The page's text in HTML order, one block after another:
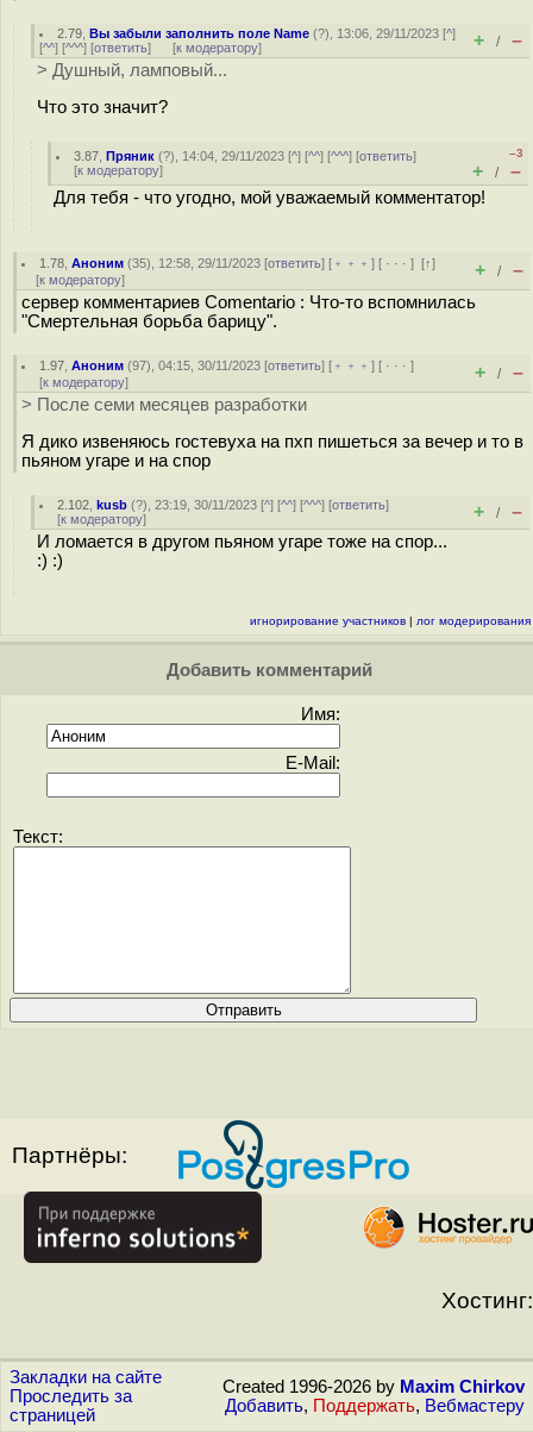
2.79 ,Вы забыли заполнить поле Name (?), 13:06, 29/11/2023 [^]
[^^] [^^^] [ответить] [к модератору] + / –
> Душный, ламповый...
Что это значит?
3.87 ,Пряник (?), 14:04, 29/11/2023 [^] [^^] [^^^] [ответить]
[к модератору]
–3
+ / –
Для тебя - что угодно, мой уважаемый комментатор!
1.78 ,Аноним (35), 12:58, 29/11/2023 [ответить] [ ﹢﹢﹢] [ · · ·][↑]
[к модератору] + / –
сервер комментариев Comentario : Что-то вспомнилась
"Смертельная борьба барицу".
1.97 ,Аноним (97), 04:15, 30/11/2023 [ответить] [ ﹢﹢﹢] [ · · ·]
[к модератору] + / –
> После семи месяцев разработки
Я дико извеняюсь гостевуха на пхп пишеться за вечер и то в
пьяном угаре и на спор
2.102 ,kusb (?), 23:19, 30/11/2023 [^] [^^] [^^^] [ответить]
[к модератору] + / –
И ломается в другом пьяном угаре тоже на спор...
:) :)
игнорирование участников | лог модерирования
Добавить комментарий
Имя:
E-Mail:
Текст:
Партнёры:
Хостинг:
Закладки на сайте
Проследить за
страницей
Created 1996-2026 by Maxim Chirkov
Добавить, Поддержать, Вебмастеру